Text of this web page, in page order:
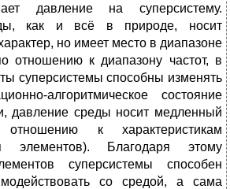
давление на суперсистему.
как и всё в природе, носит
но имеет место в диапазоне
отношению к диапазону частот, в
суперсистемы способны изменять
алгоритмическое состояние
давление среды носит медленный
к характеристикам
элементов). Благодаря этому
суперсистемы способен
со средой, а сама